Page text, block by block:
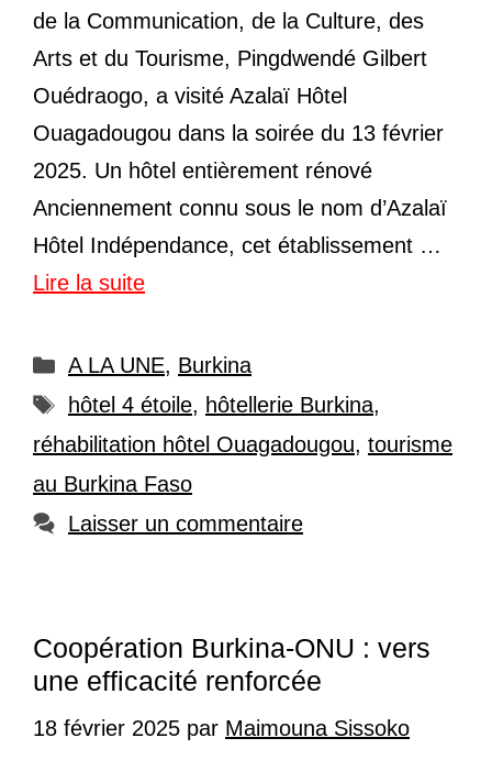
de la Communication, de la Culture, des
Arts et du Tourisme, Pingdwendé Gilbert
Ouédraogo, a visité Azalaï Hôtel
Ouagadougou dans la soirée du 13 février
2025. Un hôtel entièrement rénové
Anciennement connu sous le nom d’Azalaï
Hôtel Indépendance, cet établissement …
Lire la suite
Catégories
A LA UNE, Burkina
Étiquettes
hôtel 4 étoile, hôtellerie Burkina,
réhabilitation hôtel Ouagadougou, tourisme
au Burkina Faso
Laisser un commentaire
Coopération Burkina-ONU : vers
une efficacité renforcée
18 février 2025 par Maimouna Sissoko